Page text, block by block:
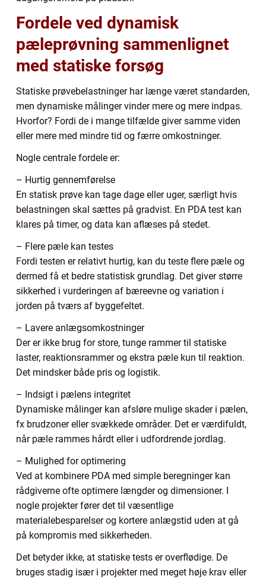
Fordele ved dynamisk
pæleprøvning sammenlignet
med statiske forsøg
Statiske prøvebelastninger har længe været standarden,
men dynamiske målinger vinder mere og mere indpas.
Hvorfor? Fordi de i mange tilfælde giver samme viden
eller mere med mindre tid og færre omkostninger.
Nogle centrale fordele er:
– Hurtig gennemførelse
En statisk prøve kan tage dage eller uger, særligt hvis
belastningen skal sættes på gradvist. En PDA test kan
klares på timer, og data kan aflæses på stedet.
– Flere pæle kan testes
Fordi testen er relativt hurtig, kan du teste flere pæle og
dermed få et bedre statistisk grundlag. Det giver større
sikkerhed i vurderingen af bæreevne og variation i
jorden på tværs af byggefeltet.
– Lavere anlægsomkostninger
Der er ikke brug for store, tunge rammer til statiske
laster, reaktionsrammer og ekstra pæle kun til reaktion.
Det mindsker både pris og logistik.
– Indsigt i pælens integritet
Dynamiske målinger kan afsløre mulige skader i pælen,
fx brudzoner eller svækkede områder. Det er værdifuldt,
når pæle rammes hårdt eller i udfordrende jordlag.
– Mulighed for optimering
Ved at kombinere PDA med simple beregninger kan
rådgiverne ofte optimere længder og dimensioner. I
nogle projekter fører det til væsentlige
materialebesparelser og kortere anlægstid uden at gå
på kompromis med sikkerheden.
Det betyder ikke, at statiske tests er overflødige. De
bruges stadig især i projekter med meget høje krav eller